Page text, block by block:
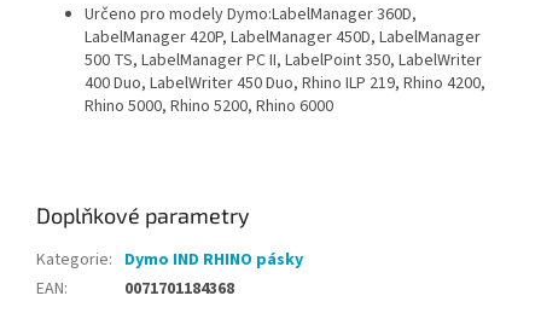
Určeno pro modely Dymo:LabelManager 360D,
LabelManager 420P, LabelManager 450D, LabelManager
500 TS, LabelManager PC II, LabelPoint 350, LabelWriter
400 Duo, LabelWriter 450 Duo, Rhino ILP 219, Rhino 4200,
Rhino 5000, Rhino 5200, Rhino 6000
Doplňkové parametry
Kategorie: Dymo IND RHINO pásky
EAN: 0071701184368